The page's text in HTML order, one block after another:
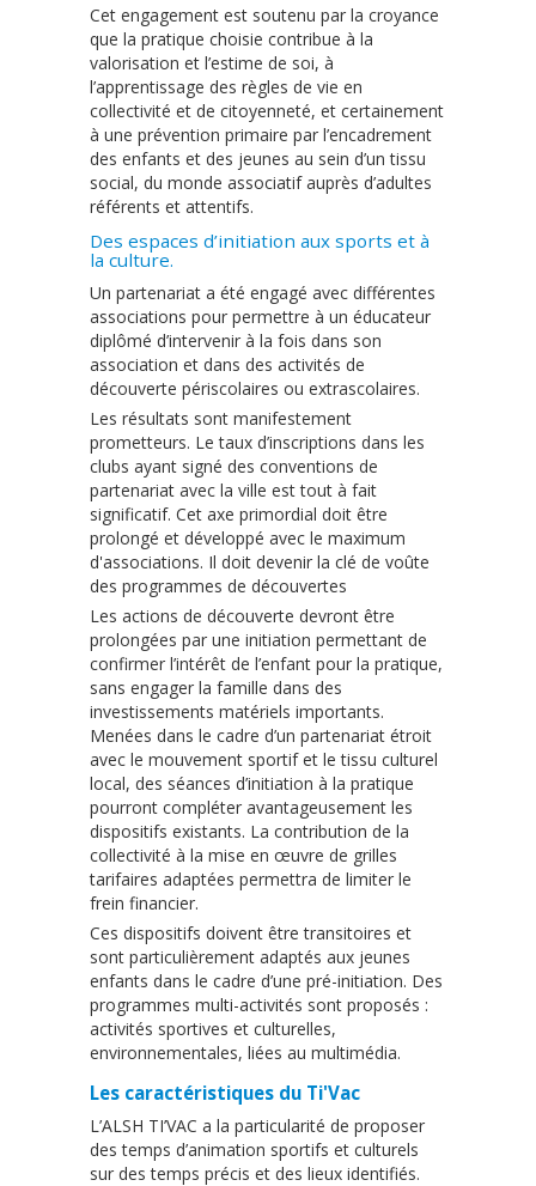
Cet engagement est soutenu par la croyance
que la pratique choisie contribue à la
valorisation et l’estime de soi, à
l’apprentissage des règles de vie en
collectivité et de citoyenneté, et certainement
à une prévention primaire par l’encadrement
des enfants et des jeunes au sein d’un tissu
social, du monde associatif auprès d’adultes
référents et attentifs.
Des espaces d’initiation aux sports et à
la culture.
Un partenariat a été engagé avec différentes
associations pour permettre à un éducateur
diplômé d’intervenir à la fois dans son
association et dans des activités de
découverte périscolaires ou extrascolaires.
Les résultats sont manifestement
prometteurs. Le taux d’inscriptions dans les
clubs ayant signé des conventions de
partenariat avec la ville est tout à fait
significatif. Cet axe primordial doit être
prolongé et développé avec le maximum
d'associations. Il doit devenir la clé de voûte
des programmes de découvertes
Les actions de découverte devront être
prolongées par une initiation permettant de
confirmer l’intérêt de l’enfant pour la pratique,
sans engager la famille dans des
investissements matériels importants.
Menées dans le cadre d’un partenariat étroit
avec le mouvement sportif et le tissu culturel
local, des séances d’initiation à la pratique
pourront compléter avantageusement les
dispositifs existants. La contribution de la
collectivité à la mise en œuvre de grilles
tarifaires adaptées permettra de limiter le
frein financier.
Ces dispositifs doivent être transitoires et
sont particulièrement adaptés aux jeunes
enfants dans le cadre d’une pré-initiation. Des
programmes multi-activités sont proposés :
activités sportives et culturelles,
environnementales, liées au multimédia.
Les caractéristiques du Ti'Vac
L’ALSH TI’VAC a la particularité de proposer
des temps d’animation sportifs et culturels
sur des temps précis et des lieux identifiés.